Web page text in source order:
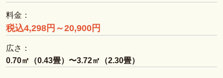
料金：
税込4,298円～20,900円
広さ：
0.70㎡（0.43畳）〜3.72㎡（2.30畳）